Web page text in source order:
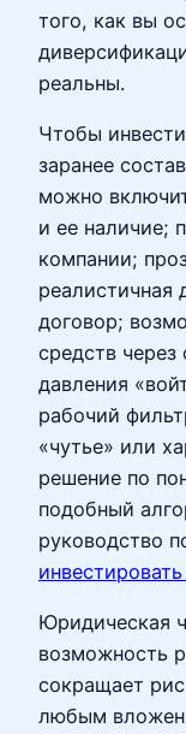
того, как вы
реальны.
Чтобы
заранее
можно
и ее наличие;
компании;
реалистичная
договор;
средств
давления
рабочий
«чутье» или
решение по
подобный
руководство
Юридическая
возможность
сокращает
любым